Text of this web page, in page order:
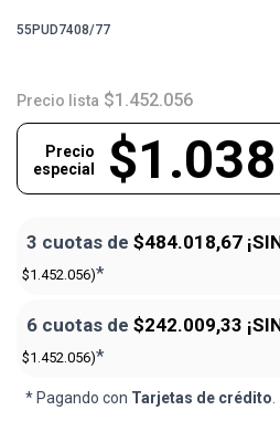
55PUD7408/77
Precio lista $1.452.056
Precio
especial
3 cuotas de $484.018,67
$1.452.056)*
6 cuotas de $242.009,33
$1.452.056)*
* Pagando con Tarjetas de crédito.